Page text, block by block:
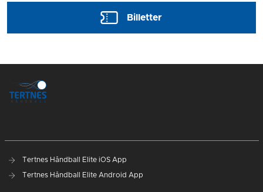
Billetter
Tertnes Håndball Elite iOS App
Tertnes Håndball Elite Android App